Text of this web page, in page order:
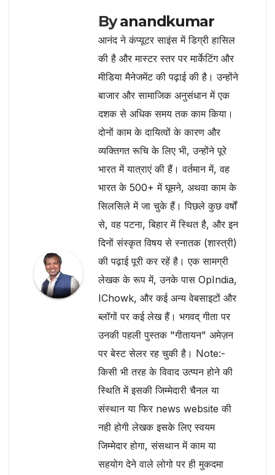
Byanandkumar
आनंद ने कंप्यूटर साइंस में डिग्री हासिल
की है और मास्टर स्तर पर मार्केटिंग और
मीडिया मैनेजमेंट की पढ़ाई की है। उन्होंने
बाजार और सामाजिक अनुसंधान में एक
दशक से अधिक समय तक काम किया।
दोनों काम के दायित्वों के कारण और
व्यक्तिगत रूचि के लिए भी, उन्होंने पूरे
भारत में यात्राएं की हैं। वर्तमान में, वह
भारत के 500+ में घूमने, अथवा काम के
सिलसिले में जा चुके हैं। पिछले कुछ वर्षों
से, वह पटना, बिहार में स्थित है, और इन
दिनों संस्कृत विषय से स्नातक (शास्त्री)
की पढ़ाई पूरी कर रहें है। एक सामग्री
लेखक के रूप में, उनके पास OpIndia,
IChowk, और कई अन्य वेबसाइटों और
ब्लॉगों पर कई लेख हैं। भगवद् गीता पर
उनकी पहली पुस्तक "गीतायन" अमेज़न
पर बेस्ट सेलर रह चुकी है। Note:-
किसी भी तरह के विवाद उत्प्पन होने की
स्थिति में इसकी जिम्मेदारी चैनल या
संस्थान या फिर news website की
नही होगी लेखक इसके लिए स्वयम
जिम्मेदार होगा, संसथान में काम या
सहयोग देने वाले लोगो पर ही मुकदमा